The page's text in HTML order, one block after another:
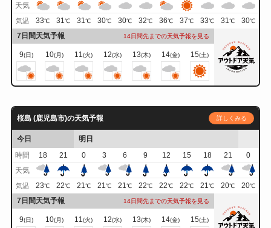
天気
気温 33℃ 31℃ 31℃ 30℃ 30℃ 32℃ 36℃ 37℃ 33℃ 31℃ 30℃
7日間天気予報 14日間先までの天気予報を見る
9(日) 10(月) 11(火) 12(水) 13(木) 14(金) 15(土)
桜島 (鹿児島市)の天気予報 詳しくみる
今日
明日
時間
18 21 0 3 6 9 12 15 18 21
0
天気
気温 23℃ 22℃ 21℃ 21℃ 21℃ 22℃ 22℃ 22℃ 21℃ 20℃ 20℃
7日間天気予報 14日間先までの天気予報を見る
9(日) 10(月) 11(火) 12(水) 13(木) 14(金) 15(土)